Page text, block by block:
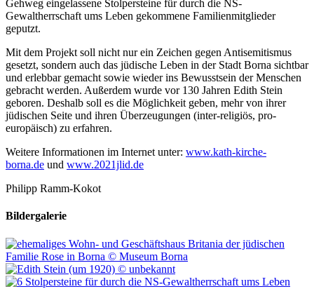
Gehweg eingelassene Stolpersteine für durch die NS-
Gewaltherrschaft ums Leben gekommene Familienmitglieder
geputzt.
Mit dem Projekt soll nicht nur ein Zeichen gegen Antisemitismus
gesetzt, sondern auch das jüdische Leben in der Stadt Borna sichtbar
und erlebbar gemacht sowie wieder ins Bewusstsein der Menschen
gebracht werden. Außerdem wurde vor 130 Jahren Edith Stein
geboren. Deshalb soll es die Möglichkeit geben, mehr von ihrer
jüdischen Seite und ihren Überzeugungen (inter-religiös, pro-
europäisch) zu erfahren.
Weitere Informationen im Internet unter: www.kath-kirche-
borna.de und www.2021jlid.de
Philipp Ramm-Kokot
Bildergalerie